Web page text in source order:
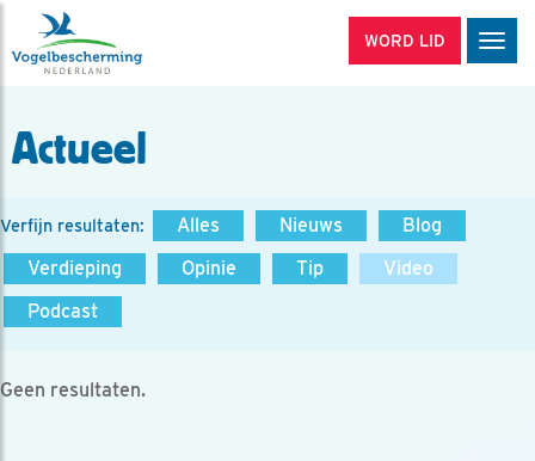
WORD LID
Actueel
Verfijn resultaten: Alles Nieuws
Blog
Verdieping
Opinie Tip
Video
Podcast
Geen resultaten.